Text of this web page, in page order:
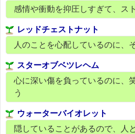
感情や衝動を抑圧しすぎて、ス
レッドチェストナット
人のことを心配しているのに、
スターオブベツレヘム
心に深い傷を負っているのに、
う
ウォーターバイオレット
隠していることがあるので、人